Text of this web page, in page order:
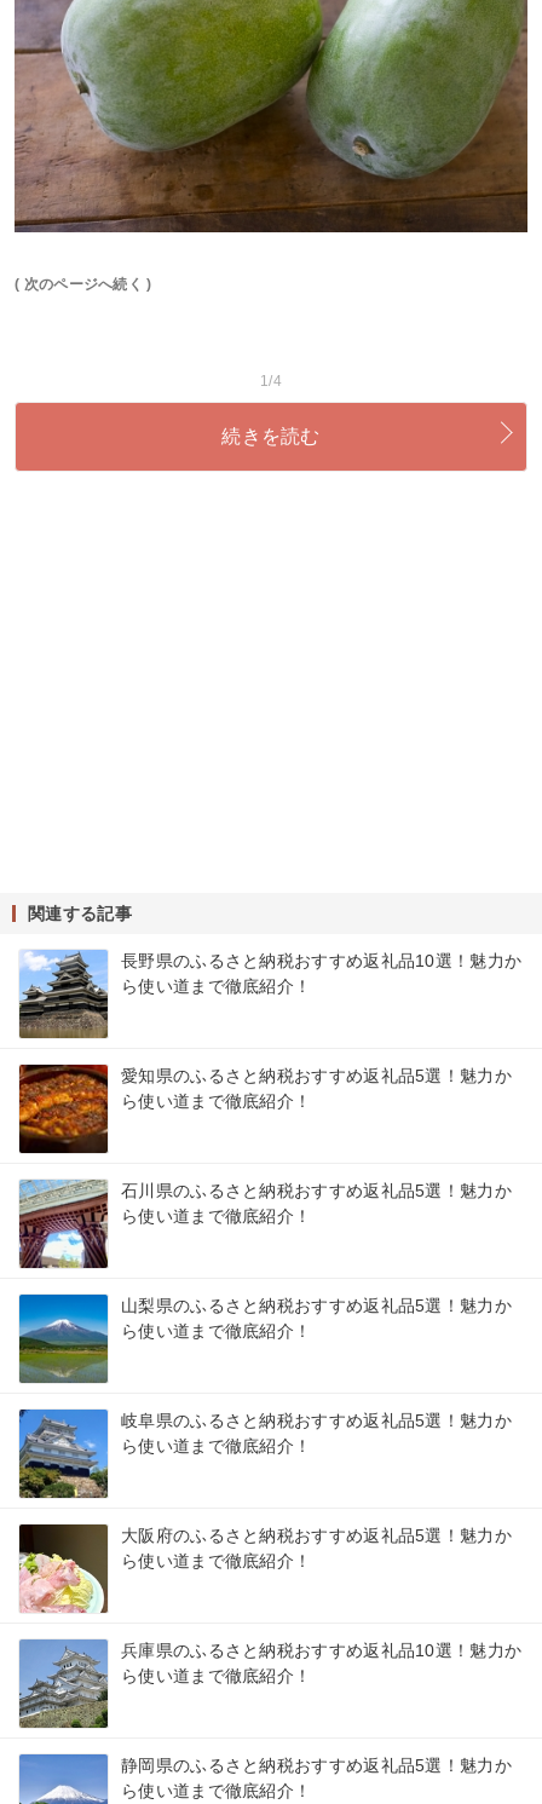
( 次のページへ続く )
1/4
続きを読む
関連する記事
長野県のふるさと納税おすすめ返礼品10選！魅力か
ら使い道まで徹底紹介！
愛知県のふるさと納税おすすめ返礼品5選！魅力か
ら使い道まで徹底紹介！
石川県のふるさと納税おすすめ返礼品5選！魅力か
ら使い道まで徹底紹介！
山梨県のふるさと納税おすすめ返礼品5選！魅力か
ら使い道まで徹底紹介！
岐阜県のふるさと納税おすすめ返礼品5選！魅力か
ら使い道まで徹底紹介！
大阪府のふるさと納税おすすめ返礼品5選！魅力か
ら使い道まで徹底紹介！
兵庫県のふるさと納税おすすめ返礼品10選！魅力か
ら使い道まで徹底紹介！
静岡県のふるさと納税おすすめ返礼品5選！魅力か
ら使い道まで徹底紹介！